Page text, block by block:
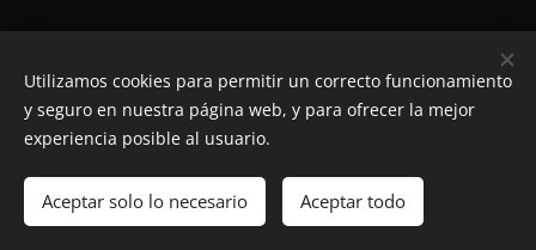
© 2022 JOSEP MANZANO
Cookies
Idiomas
Español
Català
Utilizamos cookies para permitir un correcto funcionamiento
y seguro en nuestra página web, y para ofrecer la mejor
experiencia posible al usuario.
Aceptar solo lo necesario Aceptar todo